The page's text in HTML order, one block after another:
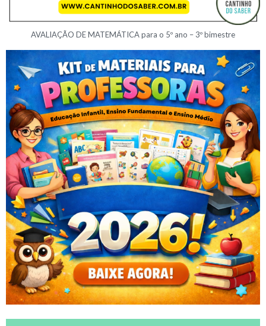
AVALIAÇÃO DE MATEMÁTICA para o 5º ano – 3º bimestre